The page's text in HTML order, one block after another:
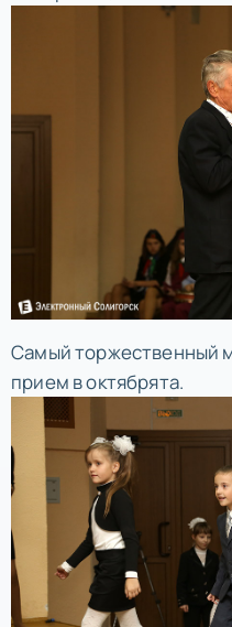
Самый торжественный
прием в октябрята.